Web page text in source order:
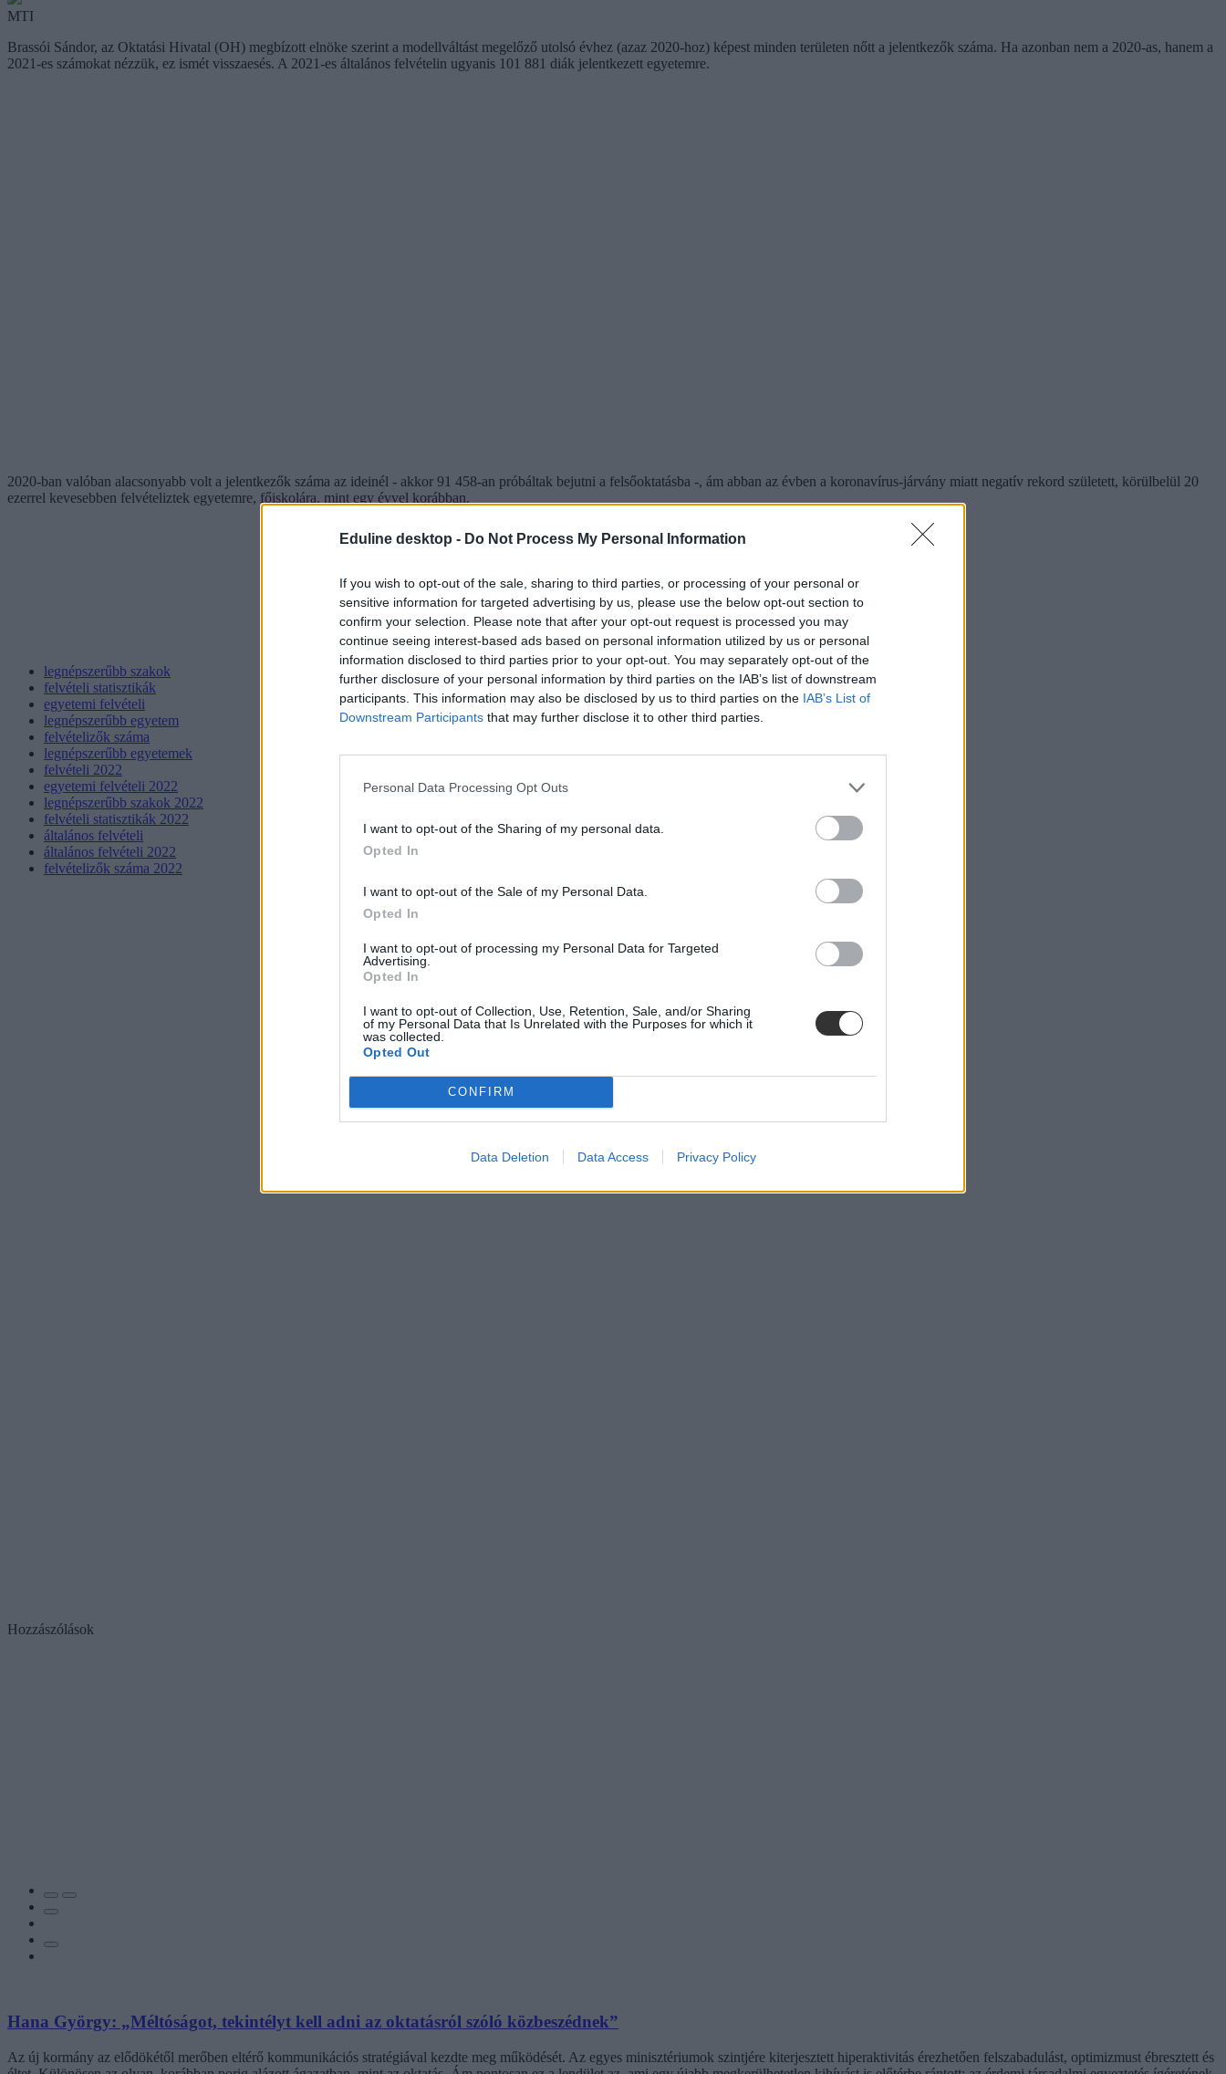
Eduline desktop - Do Not Process My Personal Information
If you wish to opt-out of the sale, sharing to third parties, or processing of your personal or
sensitive information for targeted advertising by us, please use the below opt-out section to
confirm your selection. Please note that after your opt-out request is processed you may
continue seeing interest-based ads based on personal information utilized by us or personal
information disclosed to third parties prior to your opt-out. You may separately opt-out of the
further disclosure of your personal information by third parties on the IAB’s list of downstream
participants. This information may also be disclosed by us to third parties on the IAB’s List of
Downstream Participants that may further disclose it to other third parties.
Personal Data Processing Opt Outs
I want to opt-out of the Sharing of my personal data.
Opted In
I want to opt-out of the Sale of my Personal Data.
Opted In
I want to opt-out of processing my Personal Data for Targeted
Advertising.
Opted In
I want to opt-out of Collection, Use, Retention, Sale, and/or Sharing
of my Personal Data that Is Unrelated with the Purposes for which it
was collected.
Opted Out
CONFIRM
Data Deletion Data Access Privacy Policy
MTI
Brassói Sándor, az Oktatási Hivatal (OH) megbízott elnöke szerint a modellváltást megelőző utolsó évhez (azaz 2020-hoz) képest minden területen nőtt a jelentkezők száma. Ha azonban nem a 2020-as, hanem a
2021-es számokat nézzük, ez ismét visszaesés. A 2021-es általános felvételin ugyanis 101 881 diák jelentkezett egyetemre.
2020-ban valóban alacsonyabb volt a jelentkezők száma az ideinél - akkor 91 458-an próbáltak bejutni a felsőoktatásba -, ám abban az évben a koronavírus-járvány miatt negatív rekord született, körülbelül 20
ezerrel kevesebben felvételiztek egyetemre, főiskolára, mint egy évvel korábban.
legnépszerűbb szakok
felvételi statisztikák
egyetemi felvételi
legnépszerűbb egyetem
felvételizők száma
legnépszerűbb egyetemek
felvételi 2022
egyetemi felvételi 2022
legnépszerűbb szakok 2022
felvételi statisztikák 2022
általános felvételi
általános felvételi 2022
felvételizők száma 2022
Hozzászólások
Hana György: „Méltóságot, tekintélyt kell adni az oktatásról szóló közbeszédnek”
Az új kormány az elődökétől merőben eltérő kommunikációs stratégiával kezdte meg működését. Az egyes minisztériumok szintjére kiterjesztett hiperaktivitás érezhetően felszabadulást, optimizmust ébresztett és